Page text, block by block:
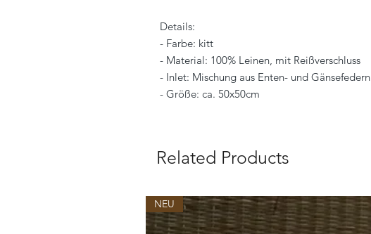
Details:
- Farbe: kitt
- Material: 100% Leinen, mit Reißverschluss
- Inlet: Mischung aus Enten- und Gänsefedern
- Größe: ca. 50x50cm
Related Products
NEU